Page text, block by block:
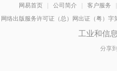
网易首页 | 公司简介 | 客户服务
|
网络出版服务许可证（总）网出证（粤）
工业和信
分享